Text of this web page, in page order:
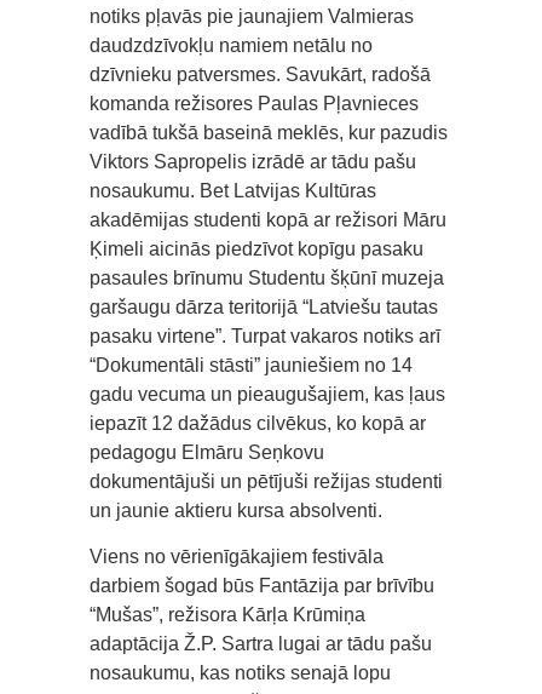
notiks pļavās pie jaunajiem Valmieras
daudzdzīvokļu namiem netālu no
dzīvnieku patversmes. Savukārt, radošā
komanda režisores Paulas Pļavnieces
vadībā tukšā baseinā meklēs, kur pazudis
Viktors Sapropelis izrādē ar tādu pašu
nosaukumu. Bet Latvijas Kultūras
akadēmijas studenti kopā ar režisori Māru
Ķimeli aicinās piedzīvot kopīgu pasaku
pasaules brīnumu Studentu šķūnī muzeja
garšaugu dārza teritorijā “Latviešu tautas
pasaku virtene”. Turpat vakaros notiks arī
“Dokumentāli stāsti” jauniešiem no 14
gadu vecuma un pieaugušajiem, kas ļaus
iepazīt 12 dažādus cilvēkus, ko kopā ar
pedagogu Elmāru Seņkovu
dokumentājuši un pētījuši režijas studenti
un jaunie aktieru kursa absolventi.
Viens no vērienīgākajiem festivāla
darbiem šogad būs Fantāzija par brīvību
“Mušas”, režisora Kārļa Krūmiņa
adaptācija Ž.P. Sartra lugai ar tādu pašu
nosaukumu, kas notiks senajā lopu